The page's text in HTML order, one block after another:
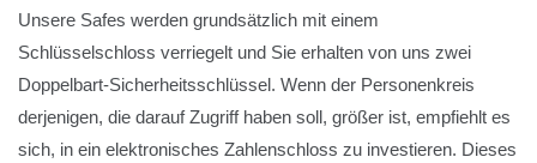
Unsere Safes werden grundsätzlich mit einem
Schlüsselschloss verriegelt und Sie erhalten von uns zwei
Doppelbart-Sicherheitsschlüssel. Wenn der Personenkreis
derjenigen, die darauf Zugriff haben soll, größer ist, empfiehlt es
sich, in ein elektronisches Zahlenschloss zu investieren. Dieses